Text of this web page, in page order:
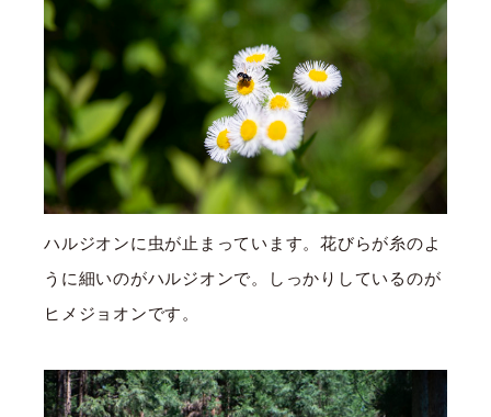
ハルジオンに虫が止まっています。花びらが糸のよ
うに細いのがハルジオンで。しっかりしているのが
ヒメジョオンです。